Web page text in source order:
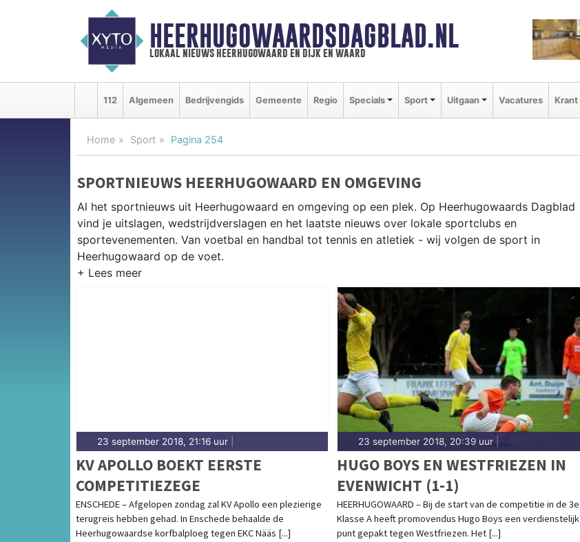
HEERHUGOWAARDSDAGBLAD.NL
lokaal nieuws heerhugowaard en dijk en waard
112 Algemeen Bedrijvengids Gemeente Regio Specials Sport Uitgaan Vacatures Krant
Home Sport Pagina 254
SPORTNIEUWS HEERHUGOWAARD EN OMGEVING
Al het sportnieuws uit Heerhugowaard en omgeving op een plek. Op Heerhugowaards Dagblad
vind je uitslagen, wedstrijdverslagen en het laatste nieuws over lokale sportclubs en
sportevenementen. Van voetbal en handbal tot tennis en atletiek - wij volgen de sport in
Heerhugowaard op de voet.
Onze sportredactie brengt wekelijks verslagen van wedstrijden en toernooien uit de regio. Blijf
op de hoogte van alle sportieve uitslagen en prestaties in Heerhugowaard.
23 september 2018, 21:16 uur
KV APOLLO BOEKT EERSTE
COMPETITIEZEGE
ENSCHEDE – Afgelopen zondag zal KV Apollo een plezierige
terugreis hebben gehad. In Enschede behaalde de
Heerhugowaardse korfbalploeg tegen EKC Nääs [...]
23 september 2018, 20:39 uur|
HUGO BOYS EN WESTFRIEZEN IN
EVENWICHT (1-1)
HEERHUGOWAARD – Bij de start van de competitie in de 3e
Klasse A heeft promovendus Hugo Boys een verdienstelijk
punt gepakt tegen Westfriezen. Het [...]